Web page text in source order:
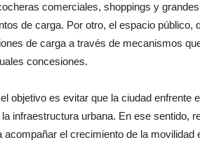
comerciales, shoppings y
de carga. Por otro, el espacio público,
de carga a través de mecanismos
concesiones.
objetivo es evitar que la ciudad enfrente
la infraestructura urbana. En ese sentido,
acompañar el crecimiento de la movilidad